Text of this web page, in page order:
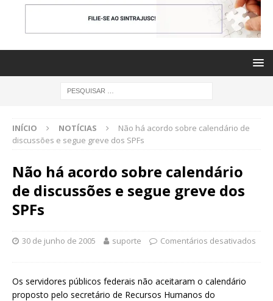
INÍCIO NOTÍCIAS
Não há acordo sobre calendário de
discussões e segue greve dos SPFs
Não há acordo sobre calendário
de discussões e segue greve dos
SPFs
30 de junho de 2005 suporte Comentários desativados
Os servidores públicos federais não aceitaram o calendário
proposto pelo secretário de Recursos Humanos do